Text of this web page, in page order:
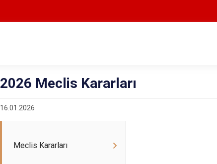
2026 Meclis Kararları
16.01.2026
Meclis Kararları